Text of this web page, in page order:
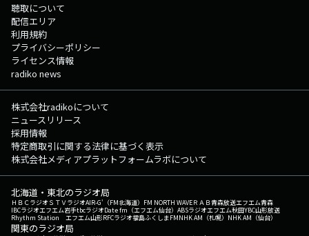
聴取について
配信エリア
利用規約
プライバシーポリシー
ライセンス情報
radiko news
株式会社radikoについて
ニュースリリース
採用情報
特定商取引に関する法律に基づく表示
株式会社メディアプラットフォームラボについて
北海道・東北のラジオ局
ＨＢＣラジオＳＴＶラジオAIR-G'（FM北海道） FM NORTH WAVEＲＡＢ青森放送エフエム青森
IBCラジオエフエム岩手tbcラジオDate fm（エフエム仙台） ABSラジオエフエム秋田YBC山形放送
Rhythm Station エフエム山形RFCラジオ福島ふくしまFMNHK AM（札幌） NHK AM（仙台）
関東のラジオ局